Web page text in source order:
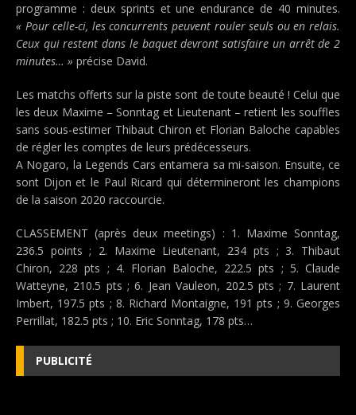
programme : deux sprints et une endurance de 40 minutes.
« Pour celle-ci, les concurrents peuvent rouler seuls ou en relais.
Ceux qui restent dans le baquet devront satisfaire un arrêt de 2
minutes… » précise David.
Les matchs offerts sur la piste sont de toute beauté ! Celui que
les deux Maxime – Sonntag et Lieutenant – retient les souffles
sans sous-estimer Thibaut Chiron et Florian Baloche capables
de régler les comptes de leurs prédécesseurs.
A Nogaro, la Legends Cars entamera sa mi-saison. Ensuite, ce
sont Dijon et le Paul Ricard qui détermineront les champions
de la saison 2020 raccourcie.
CLASSEMENT (après deux meetings) : 1. Maxime Sonntag,
236.5 points ; 2. Maxime Lieutenant, 234 pts ; 3. Thibaut
Chiron, 228 pts ; 4. Florian Baloche, 222.5 pts ; 5. Claude
Watteyne, 210.5 pts ; 6. Jean Vauleon, 202.5 pts ; 7. Laurent
Imbert, 197.5 pts ; 8. Richard Montaigne, 191 pts ; 9. Georges
Perrillat, 182.5 pts ; 10. Eric Sonntag, 178 pts…
PUBLICITÉ